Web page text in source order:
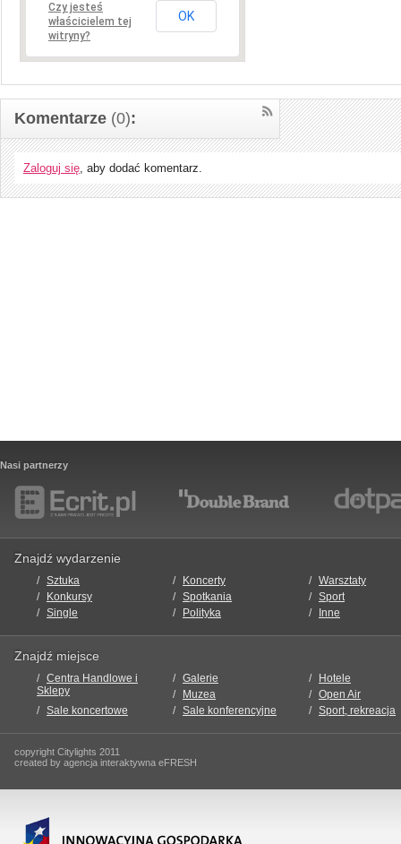
Czy jesteś
właścicielem tej
witryny?
OK
Komentarze (0):
Zaloguj się, aby dodać komentarz.
Nasi partnerzy
Znajdź wydarzenie
Sztuka Koncerty
Warsztaty
Konkursy
Spotkania
Sport
Single
Polityka Inne
Znajdź miejsce
Centra Handlowe i
Sklepy
Galerie
Hotele
Muzea
Open Air
Sale koncertowe
Sale konferencyjne Sport, rekreacja
copyright Citylights 2011
created by agencja interaktywna eFRESH